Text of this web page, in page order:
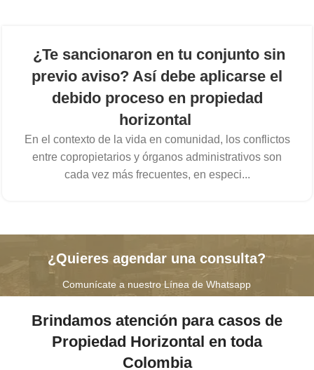
¿Te sancionaron en tu conjunto sin
previo aviso? Así debe aplicarse el
debido proceso en propiedad
horizontal
En el contexto de la vida en comunidad, los conflictos
entre copropietarios y órganos administrativos son
cada vez más frecuentes, en especi...
¿Quieres agendar una consulta?
Comunícate a nuestro Línea de Whatsapp
Brindamos atención para casos de
Propiedad Horizontal en toda
Colombia